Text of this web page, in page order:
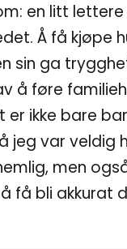
en litt lettere
Å få kjøpe
sin ga
å føre
er ikke bare
jeg var veldig
men
få bli akkurat